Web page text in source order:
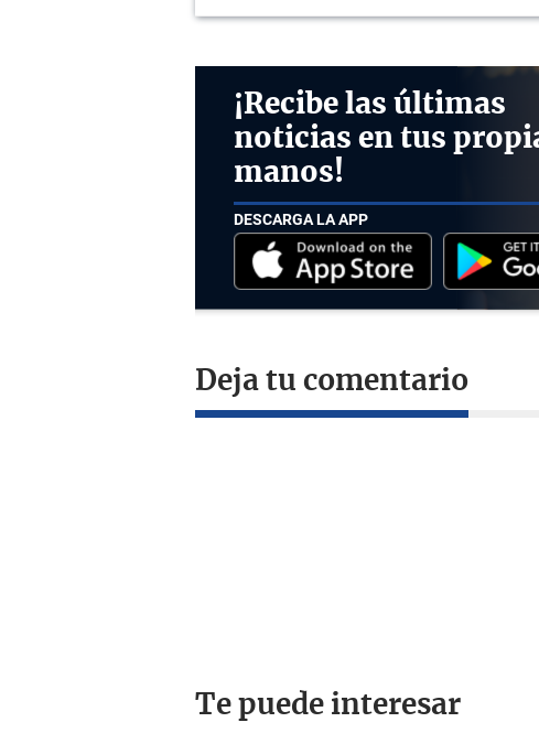
¡Recibe las últimas
noticias en tus
manos!
DESCARGA LA APP
Deja tu comentario
Te puede interesar